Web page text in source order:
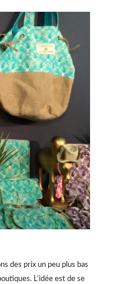
des prix un peu plus bas
L’idée est de se